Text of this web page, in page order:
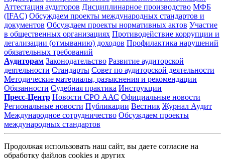
Аттестация аудиторов Дисциплинарное производство МФБ
(IFAC) Обсуждаем проекты международных стандартов и
документов Обсуждаем проекты нормативных актов Участие
в общественных организациях Противодействие коррупции и
легализации (отмыванию) доходов Профилактика нарушений
обязательных требований
Аудиторам Законодательство Развитие аудиторской
деятельности Стандарты Совет по аудиторской деятельности
Методические материалы, разъяснения и рекомендации
Обязанности Судебная практика Инструкции
Пресс-Центр Новости СРО ААС Официальные новости
Региональные новости Публикации Вестник Журнал Аудит
Международное сотрудничество Обсуждаем проекты
международных стандартов
Продолжая использовать наш сайт, вы даете согласие на
обработку файлов cookies и других